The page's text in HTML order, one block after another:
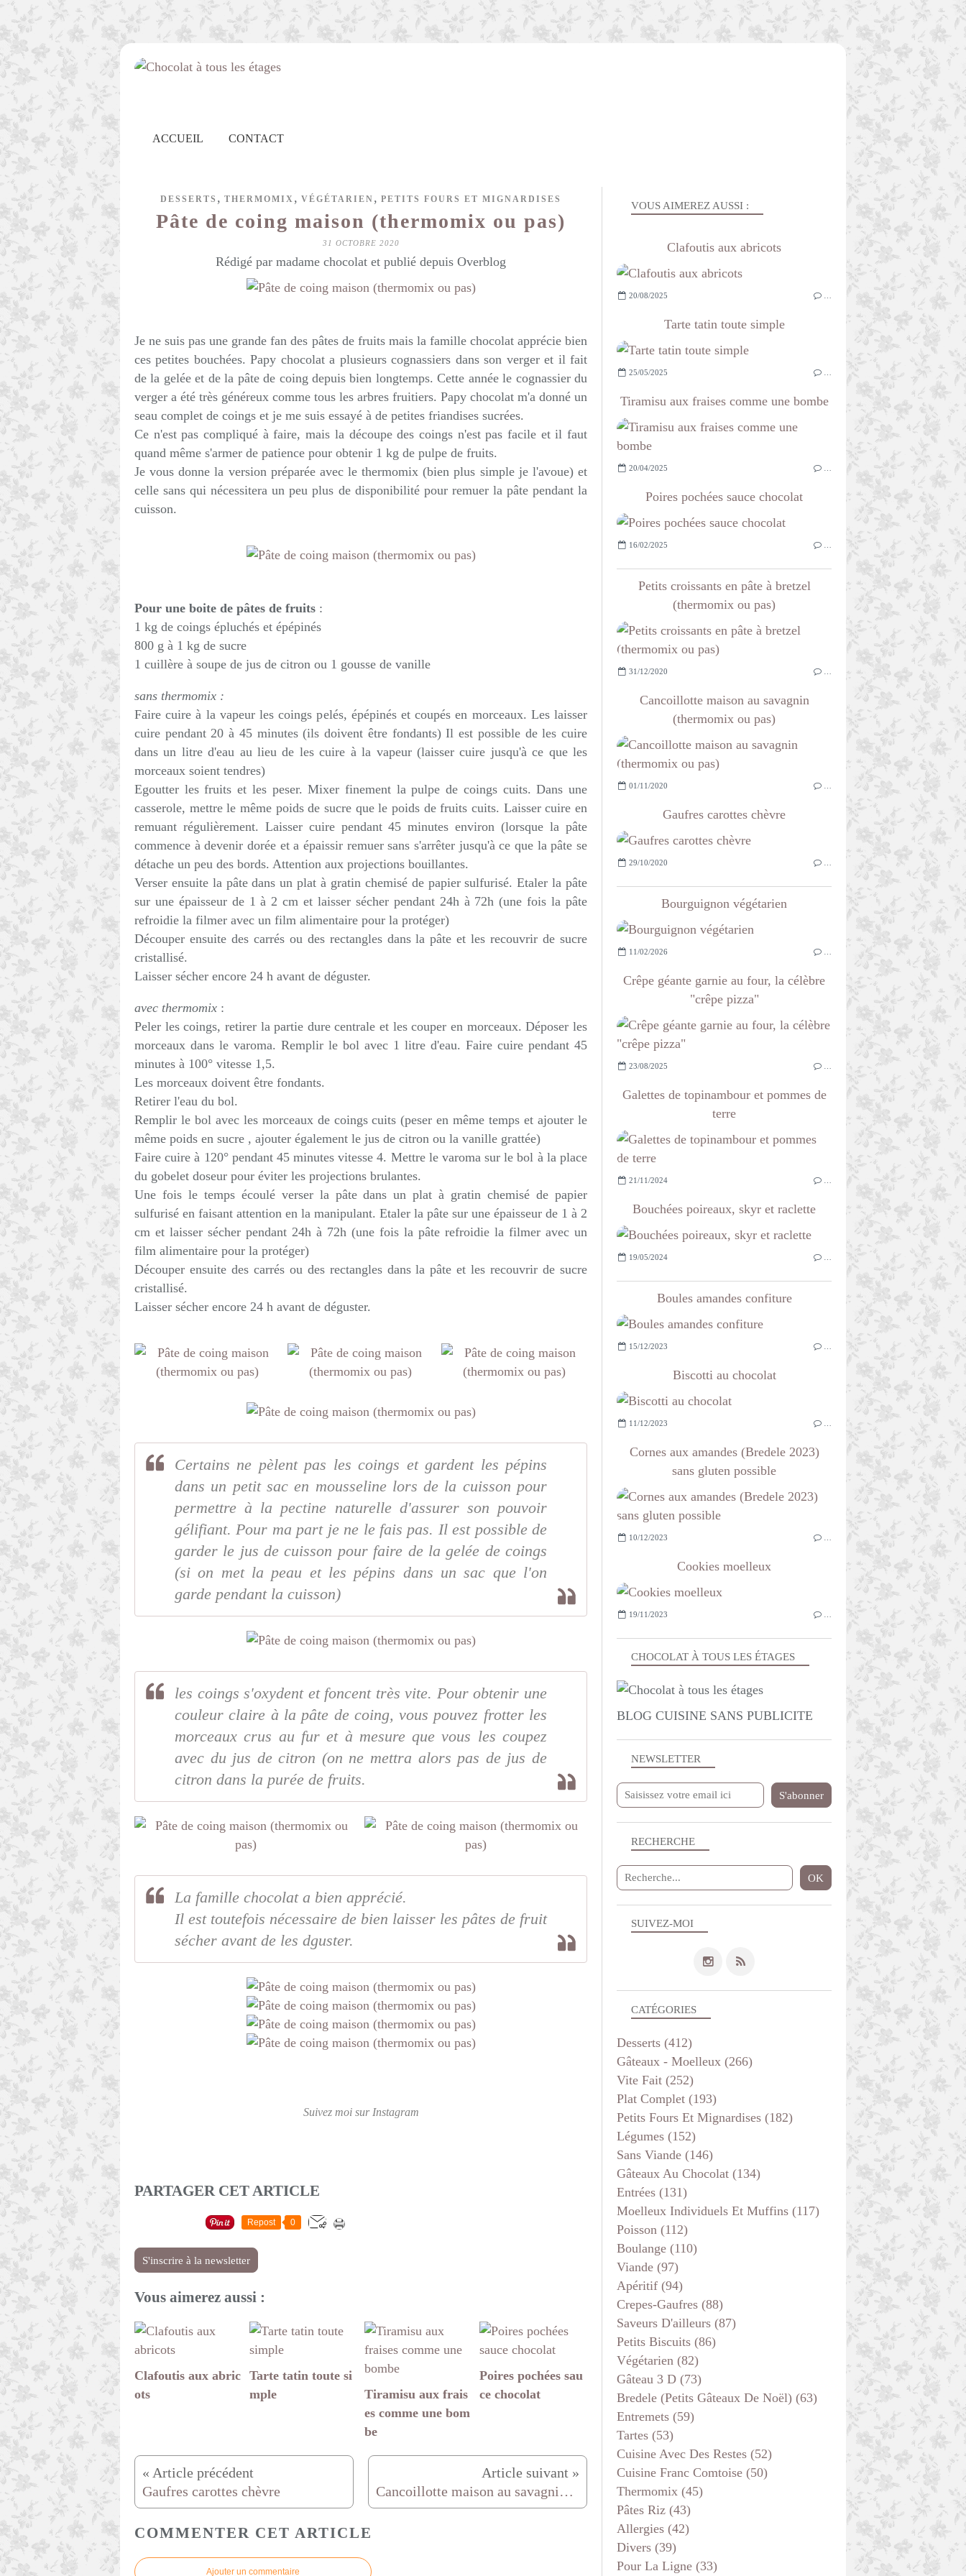
ACCUEIL CONTACT
DESSERTS , THERMOMIX , VÉGÉTARIEN , PETITS FOURS ET MIGNARDISES
Pâte de coing maison (thermomix ou pas)
31 OCTOBRE 2020
Rédigé par madame chocolat et publié depuis Overblog
Je ne suis pas une grande fan des pâtes de fruits mais la famille chocolat apprécie bien
ces petites bouchées. Papy chocolat a plusieurs cognassiers dans son verger et il fait
de la gelée et de la pâte de coing depuis bien longtemps. Cette année le cognassier du
verger a été très généreux comme tous les arbres fruitiers. Papy chocolat m'a donné un
seau complet de coings et je me suis essayé à de petites friandises sucrées.
Ce n'est pas compliqué à faire, mais la découpe des coings n'est pas facile et il faut
quand même s'armer de patience pour obtenir 1 kg de pulpe de fruits.
Je vous donne la version préparée avec le thermomix (bien plus simple je l'avoue) et
celle sans qui nécessitera un peu plus de disponibilité pour remuer la pâte pendant la
cuisson.
Pour une boite de pâtes de fruits :
1 kg de coings épluchés et épépinés
800 g à 1 kg de sucre
1 cuillère à soupe de jus de citron ou 1 gousse de vanille
sans thermomix :
Faire cuire à la vapeur les coings pelés, épépinés et coupés en morceaux. Les laisser
cuire pendant 20 à 45 minutes (ils doivent être fondants) Il est possible de les cuire
dans un litre d'eau au lieu de les cuire à la vapeur (laisser cuire jusqu'à ce que les
morceaux soient tendres)
Egoutter les fruits et les peser. Mixer finement la pulpe de coings cuits. Dans une
casserole, mettre le même poids de sucre que le poids de fruits cuits. Laisser cuire en
remuant régulièrement. Laisser cuire pendant 45 minutes environ (lorsque la pâte
commence à devenir dorée et a épaissir remuer sans s'arrêter jusqu'à ce que la pâte se
détache un peu des bords. Attention aux projections bouillantes.
Verser ensuite la pâte dans un plat à gratin chemisé de papier sulfurisé. Etaler la pâte
sur une épaisseur de 1 à 2 cm et laisser sécher pendant 24h à 72h (une fois la pâte
refroidie la filmer avec un film alimentaire pour la protéger)
Découper ensuite des carrés ou des rectangles dans la pâte et les recouvrir de sucre
cristallisé.
Laisser sécher encore 24 h avant de déguster.
avec thermomix :
Peler les coings, retirer la partie dure centrale et les couper en morceaux. Déposer les
morceaux dans le varoma. Remplir le bol avec 1 litre d'eau. Faire cuire pendant 45
minutes à 100° vitesse 1,5.
Les morceaux doivent être fondants.
Retirer l'eau du bol.
Remplir le bol avec les morceaux de coings cuits (peser en même temps et ajouter le
même poids en sucre , ajouter également le jus de citron ou la vanille grattée)
Faire cuire à 120° pendant 45 minutes vitesse 4. Mettre le varoma sur le bol à la place
du gobelet doseur pour éviter les projections brulantes.
Une fois le temps écoulé verser la pâte dans un plat à gratin chemisé de papier
sulfurisé en faisant attention en la manipulant. Etaler la pâte sur une épaisseur de 1 à 2
cm et laisser sécher pendant 24h à 72h (une fois la pâte refroidie la filmer avec un
film alimentaire pour la protéger)
Découper ensuite des carrés ou des rectangles dans la pâte et les recouvrir de sucre
cristallisé.
Laisser sécher encore 24 h avant de déguster.
Certains ne pèlent pas les coings et gardent les pépins
dans un petit sac en mousseline lors de la cuisson pour
permettre à la pectine naturelle d'assurer son pouvoir
gélifiant. Pour ma part je ne le fais pas. Il est possible de
garder le jus de cuisson pour faire de la gelée de coings
(si on met la peau et les pépins dans un sac que l'on
garde pendant la cuisson)
les coings s'oxydent et foncent très vite. Pour obtenir une
couleur claire à la pâte de coing, vous pouvez frotter les
morceaux crus au fur et à mesure que vous les coupez
avec du jus de citron (on ne mettra alors pas de jus de
citron dans la purée de fruits.
La famille chocolat a bien apprécié.
Il est toutefois nécessaire de bien laisser les pâtes de fruit
sécher avant de les dguster.
Suivez moi sur Instagram
PARTAGER CET ARTICLE
Repost 0
S'inscrire à la newsletter
Vous aimerez aussi :
Clafoutis aux abric
ots
Tarte tatin toute si
mple
Tiramisu aux frais
es comme une bom
be
Poires pochées sau
ce chocolat
Gaufres carottes chèvre Cancoillotte maison au savagnin (thermomix ou pas)
COMMENTER CET ARTICLE
Ajouter un commentaire
NEWSLETTER
SUIVEZ-MOI
RECHERCHE
CHOCOLAT À TOUS LES ÉTAGES
BLOG CUISINE SANS PUBLICITE
VOUS AIMEREZ AUSSI :
Clafoutis aux abricots
20/08/2025
Tarte tatin toute simple
25/05/2025
Tiramisu aux fraises comme une bombe
20/04/2025
Poires pochées sauce chocolat
16/02/2025
Petits croissants en pâte à bretzel
(thermomix ou pas)
31/12/2020
Cancoillotte maison au savagnin
(thermomix ou pas)
01/11/2020
Gaufres carottes chèvre
29/10/2020
Bourguignon végétarien
11/02/2026
Crêpe géante garnie au four, la célèbre
"crêpe pizza"
23/08/2025
Galettes de topinambour et pommes de
terre
21/11/2024
Bouchées poireaux, skyr et raclette
19/05/2024
Boules amandes confiture
15/12/2023
Biscotti au chocolat
11/12/2023
Cornes aux amandes (Bredele 2023)
sans gluten possible
10/12/2023
Cookies moelleux
19/11/2023
CATÉGORIES
Desserts (412)
Gâteaux - Moelleux (266)
Vite Fait (252)
Plat Complet (193)
Petits Fours Et Mignardises (182)
Légumes (152)
Sans Viande (146)
Gâteaux Au Chocolat (134)
Entrées (131)
Moelleux Individuels Et Muffins (117)
Poisson (112)
Boulange (110)
Viande (97)
Apéritif (94)
Crepes-Gaufres (88)
Saveurs D'ailleurs (87)
Petits Biscuits (86)
Végétarien (82)
Gâteau 3 D (73)
Bredele (petits Gâteaux De Noël) (63)
Entremets (59)
Tartes (53)
Cuisine Avec Des Restes (52)
Cuisine Franc Comtoise (50)
Thermomix (45)
Pâtes Riz (43)
Allergies (42)
Divers (39)
Pour La Ligne (33)